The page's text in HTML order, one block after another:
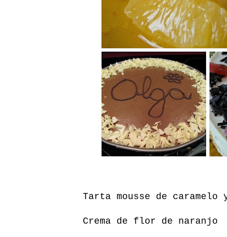
Tarta mousse de caramelo
Crema de flor de naranjo